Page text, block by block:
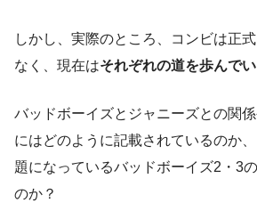
しかし、実際のところ、コンビは正
なく、現在はそれぞれの道を歩んで
バッドボーイズとジャニーズとの関
にはどのように記載されているのか
題になっているバッドボーイズ2・3
のか？